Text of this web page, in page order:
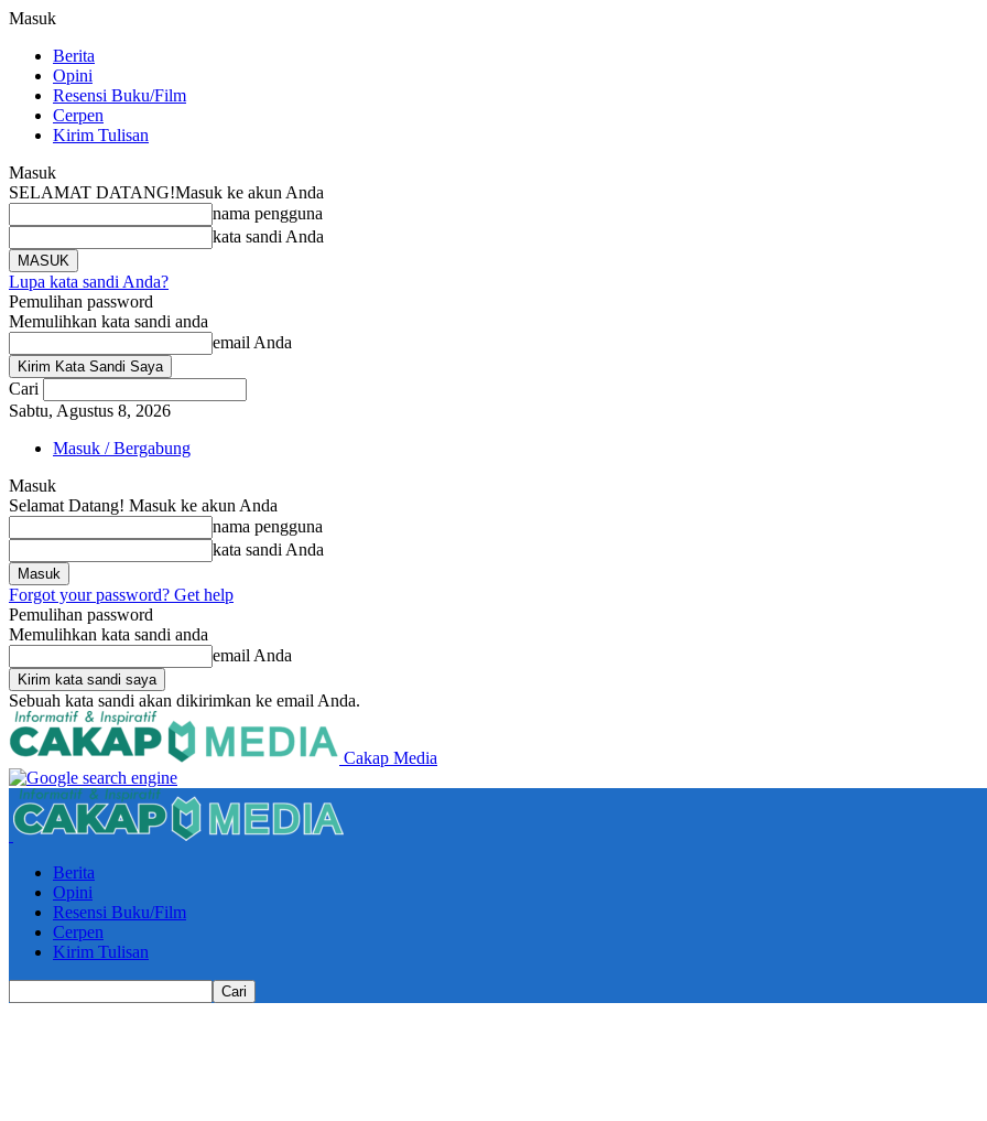
Masuk
Berita
Opini
Resensi Buku/Film
Cerpen
Kirim Tulisan
Masuk
SELAMAT DATANG!Masuk ke akun Anda
nama pengguna
kata sandi Anda
Lupa kata sandi Anda?
Pemulihan password
Memulihkan kata sandi anda
email Anda
Cari
Sabtu, Agustus 8, 2026
Masuk / Bergabung
Masuk
Selamat Datang! Masuk ke akun Anda
nama pengguna
kata sandi Anda
Forgot your password? Get help
Pemulihan password
Memulihkan kata sandi anda
email Anda
Sebuah kata sandi akan dikirimkan ke email Anda.
Cakap Media
Berita
Opini
Resensi Buku/Film
Cerpen
Kirim Tulisan